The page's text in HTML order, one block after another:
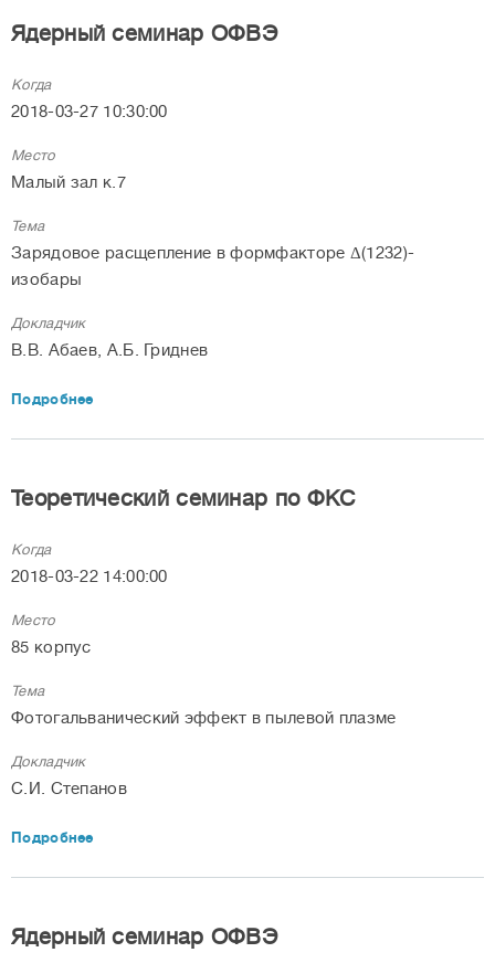
Ядерный семинар ОФВЭ
Когда
2018-03-27 10:30:00
Место
Малый зал к.7
Тема
Зарядовое расщепление в формфакторе Δ(1232)-
изобары
Докладчик
В.В. Абаев, А.Б. Гриднев
Подробнее
Теоретический семинар по ФКС
Когда
2018-03-22 14:00:00
Место
85 корпус
Тема
Фотогальванический эффект в пылевой плазме
Докладчик
С.И. Степанов
Подробнее
Ядерный семинар ОФВЭ